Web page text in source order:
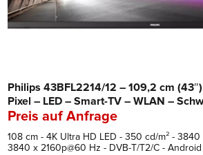
Philips 43BFL2214/12 – 109,2 cm
Pixel – LED – Smart-TV – WLAN –
Preis auf Anfrage
108 cm - 4K Ultra HD LED - 350 cd/m² -
3840 x 2160p@60 Hz - DVB-T/T2/C - Android